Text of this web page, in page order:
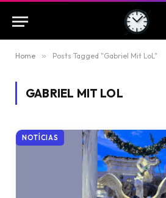
Home » Posts Tagged "Gabriel Mit LoL"
GABRIEL MIT LOL
NOTÍCIAS